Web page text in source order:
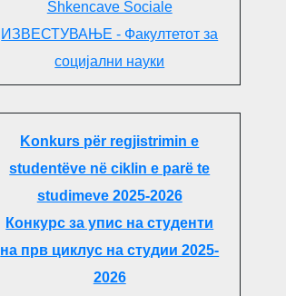
Shkencave Sociale
ИЗВЕСТУВАЊЕ - Факултетот за
социјални науки
Konkurs për regjistrimin e
studentëve në ciklin e parë te
studimeve 2025-2026
Конкурс за упис на студенти
на прв циклус на студии 2025-
2026